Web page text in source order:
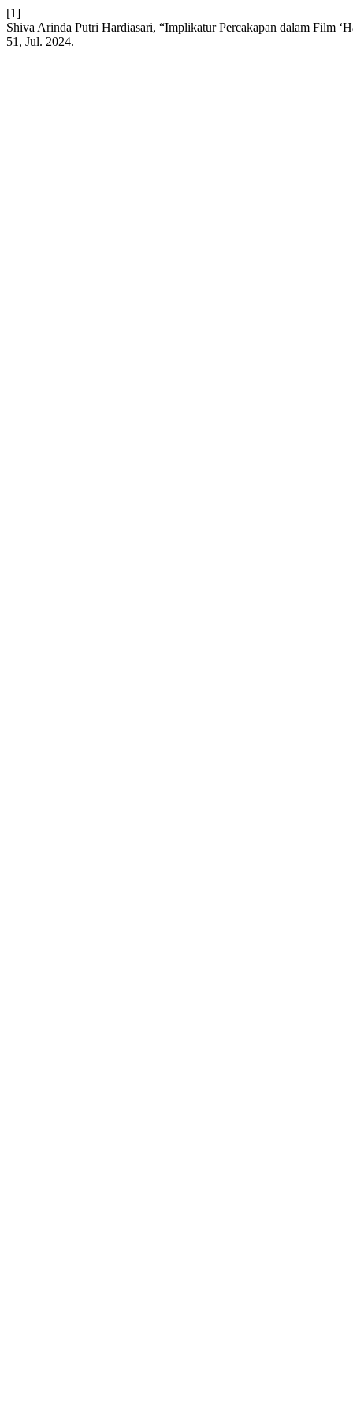
[1]
Shiva Arinda Putri Hardiasari, “Implikatur Percakapan dalam Film
51, Jul. 2024.